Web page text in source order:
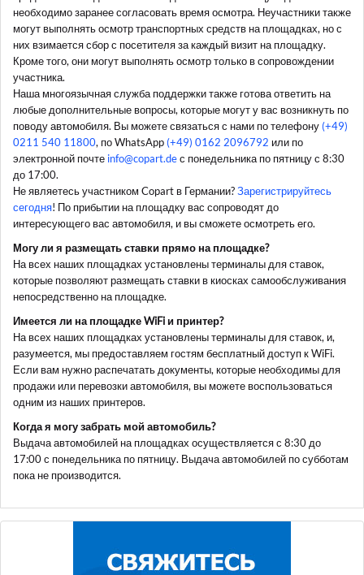
необходимо заранее согласовать время осмотра. Неучастники также
могут выполнять осмотр транспортных средств на площадках, но с
них взимается сбор с посетителя за каждый визит на площадку.
Кроме того, они могут выполнять осмотр только в сопровождении
участника.
Наша многоязычная служба поддержки также готова ответить на
любые дополнительные вопросы, которые могут у вас возникнуть по
поводу автомобиля. Вы можете связаться с нами по телефону(+49)
0211 540 11800, по WhatsApp(+49) 0162 2096792 или по
электронной почте info@copart.deс понедельника по пятницу с 8:30
до 17:00.
Не являетесь участником Copart в Германии?Зарегистрируйтесь
сегодня! По прибытии на площадку вас сопроводят до
интересующего вас автомобиля, и вы сможете осмотреть его.
Могу ли я размещать ставки прямо на площадке?
На всех наших площадках установлены терминалы для ставок,
которые позволяют размещать ставки в киосках самообслуживания
непосредственно на площадке.
Имеется ли на площадке WiFi и принтер?
На всех наших площадках установлены терминалы для ставок, и,
разумеется, мы предоставляем гостям бесплатный доступ к WiFi.
Если вам нужно распечатать документы, которые необходимы для
продажи или перевозки автомобиля, вы можете воспользоваться
одним из наших принтеров.
Когда я могу забрать мой автомобиль?
Выдача автомобилей на площадках осуществляется с 8:30 до
17:00 с понедельника по пятницу. Выдача автомобилей по субботам
пока не производится.